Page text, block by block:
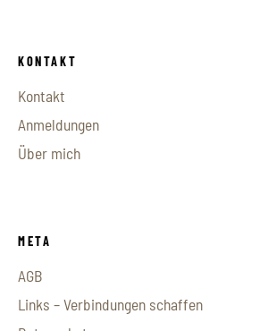
KONTAKT
Kontakt
Anmeldungen
Über mich
META
AGB
Links – Verbindungen schaffen